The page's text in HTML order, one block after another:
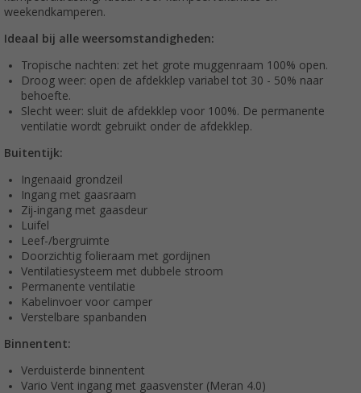
weekendkamperen.
Ideaal bij alle weersomstandigheden:
Tropische nachten: zet het grote muggenraam 100% open.
Droog weer: open de afdekklep variabel tot 30 - 50% naar
behoefte.
Slecht weer: sluit de afdekklep voor 100%. De permanente
ventilatie wordt gebruikt onder de afdekklep.
Buitentijk:
Ingenaaid grondzeil
Ingang met gaasraam
Zij-ingang met gaasdeur
Luifel
Leef-/bergruimte
Doorzichtig folieraam met gordijnen
Ventilatiesysteem met dubbele stroom
Permanente ventilatie
Kabelinvoer voor camper
Verstelbare spanbanden
Binnentent:
Verduisterde binnentent
Vario Vent ingang met gaasvenster (Meran 4.0)